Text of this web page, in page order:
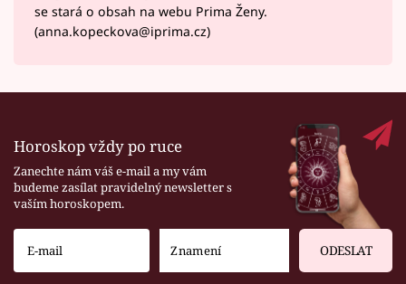
se stará o obsah na webu Prima Ženy.
(anna.kopeckova@iprima.cz)
Horoskop vždy po ruce
Zanechte nám váš e-mail a my vám
budeme zasílat pravidelný newsletter s
vaším horoskopem.
ODESLAT